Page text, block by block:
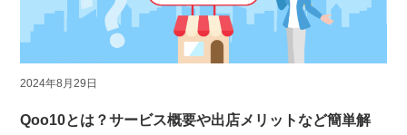
2024年8月29日
Qoo10とは？サービス概要や出店メリットなど簡単解